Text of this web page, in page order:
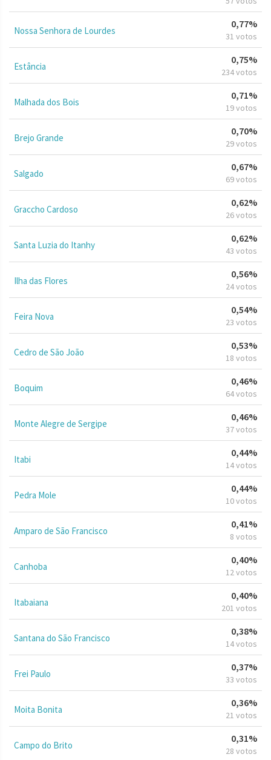
Nossa Senhora de Lourdes
0,77%
31 votos
Estância
0,75%
234 votos
Malhada dos Bois
0,71%
19 votos
Brejo Grande
0,70%
29 votos
Salgado
0,67%
69 votos
Graccho Cardoso
0,62%
26 votos
Santa Luzia do Itanhy
0,62%
43 votos
Ilha das Flores
0,56%
24 votos
Feira Nova
0,54%
23 votos
Cedro de São João
0,53%
18 votos
Boquim
0,46%
64 votos
Monte Alegre de Sergipe
0,46%
37 votos
Itabi
0,44%
14 votos
Pedra Mole
0,44%
10 votos
Amparo de São Francisco
0,41%
8 votos
Canhoba
0,40%
12 votos
Itabaiana
0,40%
201 votos
Santana do São Francisco
0,38%
14 votos
Frei Paulo
0,37%
33 votos
Moita Bonita
0,36%
21 votos
Campo do Brito
0,31%
28 votos